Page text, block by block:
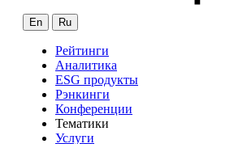
En Ru
Рейтинги
Аналитика
ESG продукты
Рэнкинги
Конференции
Тематики
Услуги